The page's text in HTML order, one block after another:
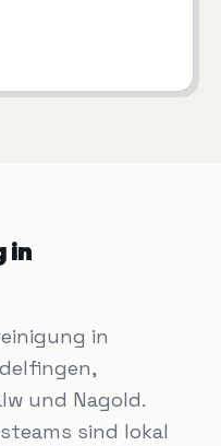
in
in
und Nagold.
sind lokal